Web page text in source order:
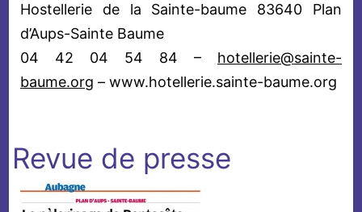
Hostellerie de la Sainte-baume 83640 Plan
d’Aups-Sainte Baume
04 42 04 54 84 – hotellerie@sainte-
baume.org – www.hotellerie.sainte-baume.org
Revue de presse